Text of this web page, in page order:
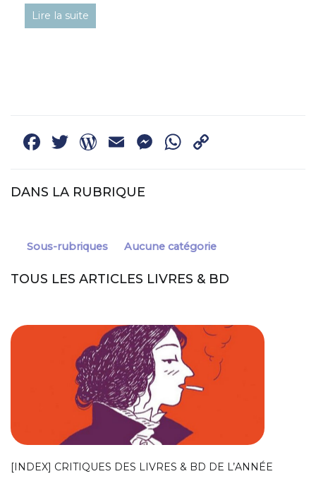
Lire la suite
Facebook
Twitter
WordPress
EmailMessenger
WhatsApp
DANS LA RUBRIQUE
Sous-rubriques Aucune catégorie
TOUS LES ARTICLES LIVRES & BD
[INDEX] CRITIQUES DES LIVRES & BD DE L’ANNÉE